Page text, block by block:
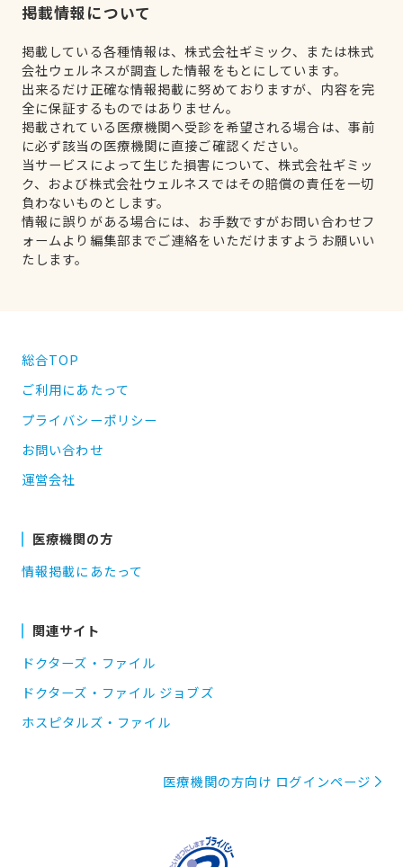
掲載情報について
掲載している各種情報は、株式会社ギミック、または株式
会社ウェルネスが調査した情報をもとにしています。
出来るだけ正確な情報掲載に努めておりますが、内容を完
全に保証するものではありません。
掲載されている医療機関へ受診を希望される場合は、事前
に必ず該当の医療機関に直接ご確認ください。
当サービスによって生じた損害について、株式会社ギミッ
ク、および株式会社ウェルネスではその賠償の責任を一切
負わないものとします。
情報に誤りがある場合には、お手数ですがお問い合わせフ
ォームより編集部までご連絡をいただけますようお願いい
たします。
総合TOP
ご利用にあたって
プライバシーポリシー
お問い合わせ
運営会社
医療機関の方
情報掲載にあたって
関連サイト
ドクターズ・ファイル
ドクターズ・ファイル ジョブズ
ホスピタルズ・ファイル
医療機関の方向け ログインページ